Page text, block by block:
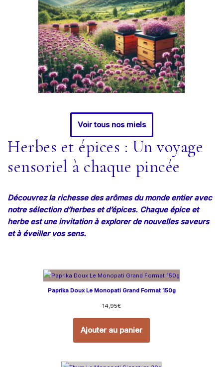
Voir tous nos miels
Herbes et épices : Un voyage
sensoriel à chaque pincée
Découvrez la richesse des arômes du monde entier avec
notre sélection d’herbes et d’épices. Chaque épice et
herbe est une invitation à explorer de nouvelles saveurs
et à éveiller vos sens.
Paprika Doux Le Monopati Grand Format 150g
14,95€
Ajouter au panier